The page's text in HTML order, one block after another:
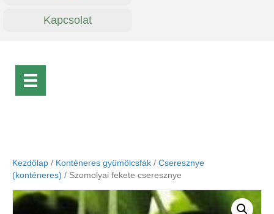
Kapcsolat
Kezdőlap / Konténeres gyümölcsfák / Cseresznye
(konténeres) / Szomolyai fekete cseresznye